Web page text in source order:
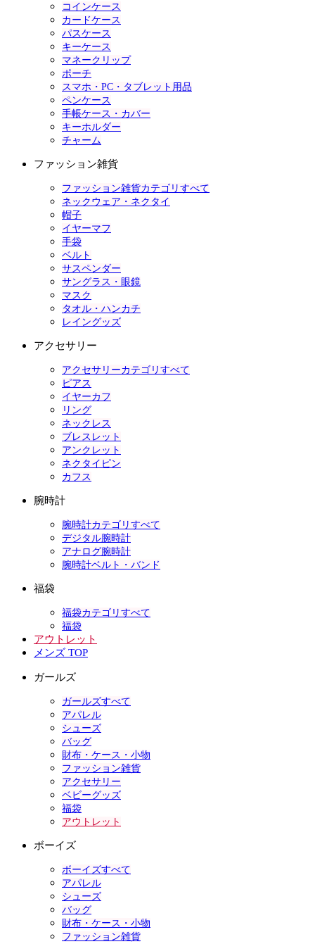
コインケース
カードケース
パスケース
キーケース
マネークリップ
ポーチ
スマホ・PC・タブレット用品
ペンケース
手帳ケース・カバー
キーホルダー
チャーム
ファッション雑貨
ファッション雑貨カテゴリすべて
ネックウェア・ネクタイ
帽子
イヤーマフ
手袋
ベルト
サスペンダー
サングラス・眼鏡
マスク
タオル・ハンカチ
レイングッズ
アクセサリー
アクセサリーカテゴリすべて
ピアス
イヤーカフ
リング
ネックレス
ブレスレット
アンクレット
ネクタイピン
カフス
腕時計
腕時計カテゴリすべて
デジタル腕時計
アナログ腕時計
腕時計ベルト・バンド
福袋
福袋カテゴリすべて
福袋
アウトレット
メンズ TOP
ガールズ
ガールズすべて
アパレル
シューズ
バッグ
財布・ケース・小物
ファッション雑貨
アクセサリー
ベビーグッズ
福袋
アウトレット
ボーイズ
ボーイズすべて
アパレル
シューズ
バッグ
財布・ケース・小物
ファッション雑貨